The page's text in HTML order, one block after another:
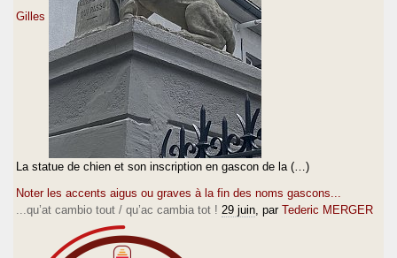
Gilles
La statue de chien et son inscription en gascon de la (…)
Noter les accents aigus ou graves à la fin des noms gascons...
...qu’at cambio tout / qu’ac cambia tot ! 29 juin , par Tederic MERGER